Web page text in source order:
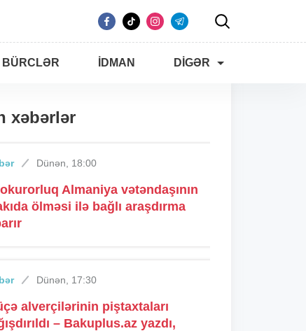
BÜRCLƏR İDMAN DIGƏR
xəbərlər
Dünən, 18:00
Almaniya vətəndaşının
ölməsi ilə bağlı araşdırma
Dünən, 17:30
alverçilərinin piştaxtaları
– Bakuplus.az yazdı,